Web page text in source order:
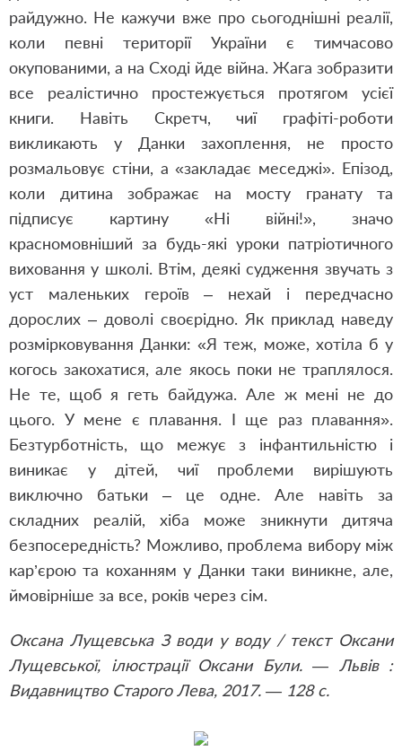
райдужно. Не кажучи вже про сьогоднішні реалії,
коли певні території України є тимчасово
окупованими, а на Сході йде війна. Жага зобразити
все реалістично простежується протягом усієї
книги. Навіть Скретч, чиї графіті-роботи
викликають у Данки захоплення, не просто
розмальовує стіни, а «закладає меседжі». Епізод,
коли дитина зображає на мосту гранату та
підписує картину «Ні війні!», значо
красномовніший за будь-які уроки патріотичного
виховання у школі. Втім, деякі судження звучать з
уст маленьких героїв – нехай і передчасно
дорослих – доволі своєрідно. Як приклад наведу
розмірковування Данки: «Я теж, може, хотіла б у
когось закохатися, але якось поки не траплялося.
Не те, щоб я геть байдужа. Але ж мені не до
цього. У мене є плавання. І ще раз плавання».
Безтурботність, що межує з інфантильністю і
виникає у дітей, чиї проблеми вирішують
виключно батьки – це одне. Але навіть за
складних реалій, хіба може зникнути дитяча
безпосередність? Можливо, проблема вибору між
кар’єрою та коханням у Данки таки виникне, але,
ймовірніше за все, років через сім.
Оксана Лущевська З води у воду / текст Оксани
Лущевської, ілюстрації Оксани Були. — Львів :
Видавництво Старого Лева, 2017. — 128 с.